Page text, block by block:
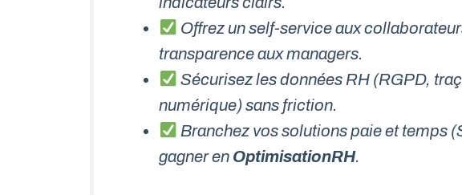
Offrez un self-service aux
transparence aux managers.
Sécurisez les données RH (RGPD,
numérique) sans friction.
Branchez vos solutions paie et temps
gagner en OptimisationRH.